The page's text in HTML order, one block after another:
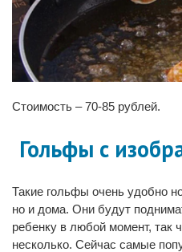
Стоимость – 70-85 рублей.
Гольфы с
Такие гольфы очень удобно
но и дома. Они будут
ребенку в любой момент, так
несколько. Сейчас самые